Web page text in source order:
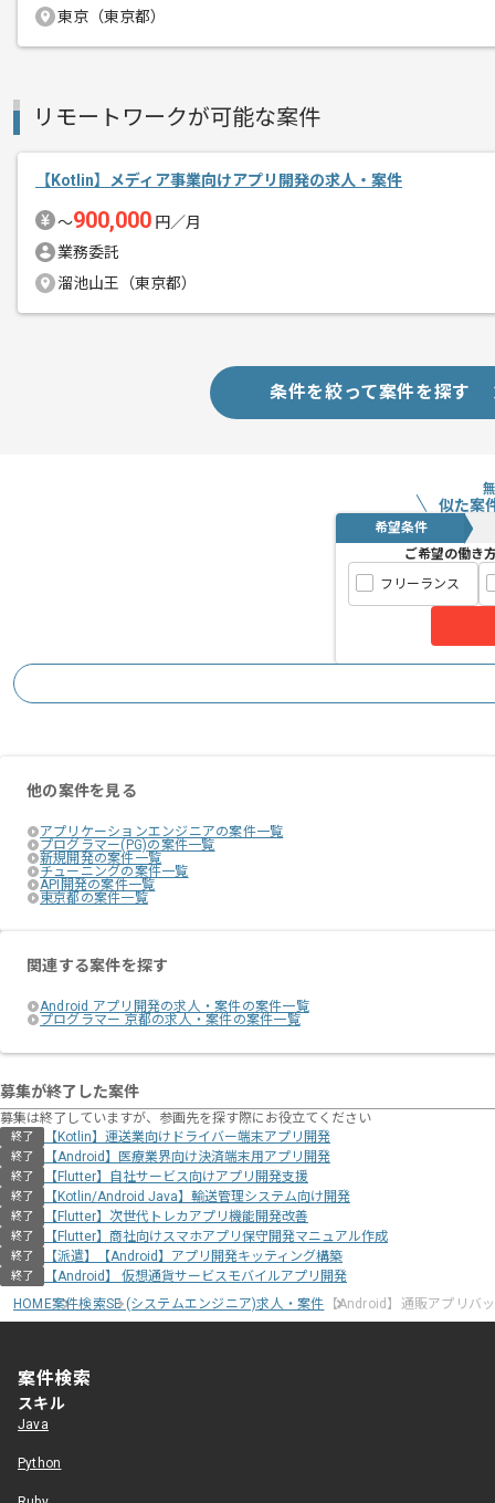
東京（東京都）
リモートワークが可能な案件
【Kotlin】メディア事業向けアプリ開発の求人・案件
〜900,000 円／月
業務委託
溜池山王（東京都）
条件を絞って案件を探す
似た案
希望条件
ご希望の働き
フリーランス
他の案件を見る
アプリケーションエンジニアの案件一覧
プログラマー(PG)の案件一覧
新規開発の案件一覧
チューニングの案件一覧
API開発の案件一覧
東京都の案件一覧
関連する案件を探す
Android アプリ開発の求人・案件の案件一覧
プログラマー 京都の求人・案件の案件一覧
募集が終了した案件
募集は終了していますが、参画先を探す際にお役立てください
終了 【Kotlin】運送業向けドライバー端末アプリ開発
終了 【Android】医療業界向け決済端末用アプリ開発
終了 【Flutter】自社サービス向けアプリ開発支援
終了 【Kotlin/Android Java】輸送管理システム向け開発
終了 【Flutter】次世代トレカアプリ機能開発改善
終了 【Flutter】商社向けスマホアプリ保守開発マニュアル作成
終了 【派遣】【Android】アプリ開発キッティング構築
終了
【Android】 仮想通貨サービスモバイルアプリ開発
HOME案件検索SE (システムエンジニア)求人・案件 【Android】通販アプリバ
案件検索
スキル
Java
Python